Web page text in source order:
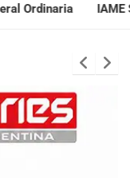
ARGENTINA: